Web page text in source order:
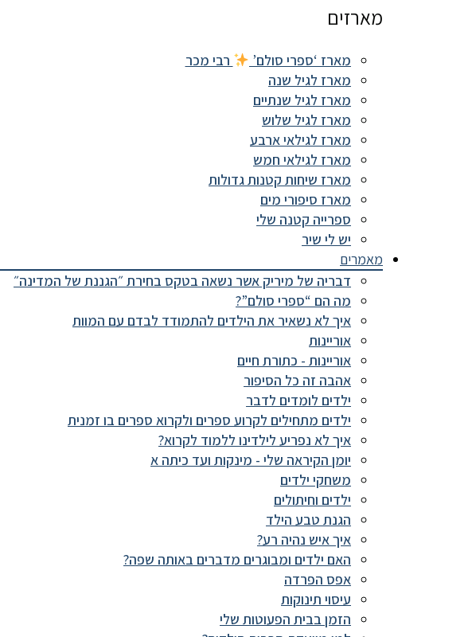
מארזים
מארז ‘ספרי סולם’
רבי מכר
מארז לגיל שנה
מארז לגיל שנתיים
מארז לגיל שלוש
מארז לגילאי ארבע
מארז לגילאי חמש
מארז שיחות קטנות גדולות
מארז סיפורי מים
ספרייה קטנה שלי
יש לי שיר
מאמרים
דבריה של מיריק אשר נשאה בטקס בחירת ״הגננת של המדינה״
מה הם “ספרי סולם”?
איך לא נשאיר את הילדים להתמודד לבדם עם המוות
אוריינות
אוריינות - כתורת חיים
אהבה זה כל הסיפור
ילדים לומדים לדבר
ילדים מתחילים לקרוע ספרים ולקרוא ספרים בו זמנית
איך לא נפריע לילדינו ללמוד לקרוא?
יומן הקיראה שלי - מינקות ועד כיתה א
משחקי ילדים
ילדים וחיתולים
הגנת טבע הילד
איך איש נהיה רע?
האם ילדים ומבוגרים מדברים באותה שפה?
אפס הפרדה
עיסוי תינוקות
הזמן בבית הפעוטות שלי